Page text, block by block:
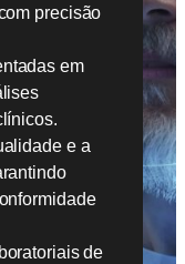
precisão
em
e a
de